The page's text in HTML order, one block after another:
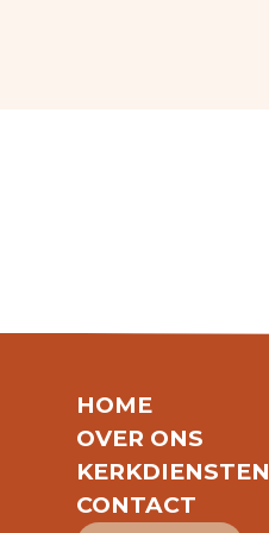
HOME
OVER ONS
KERKDIENSTEN
CONTACT